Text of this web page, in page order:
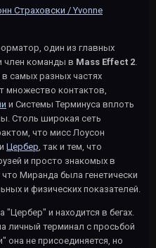
Страховски / Yvonne
один из главных
член команды в Mass Effect 2
самых разных частях
множество контактов,
и Системы Терминуса вплоть
Столь широкая сеть
что мисс Лоусон
Цербер , так и тем, что
и просто знакомых в
что Миранда была генетически
и физических показателей.
"Цербер" и находится в бегах.
личный терминал с просьбой
она не присоединяется, но